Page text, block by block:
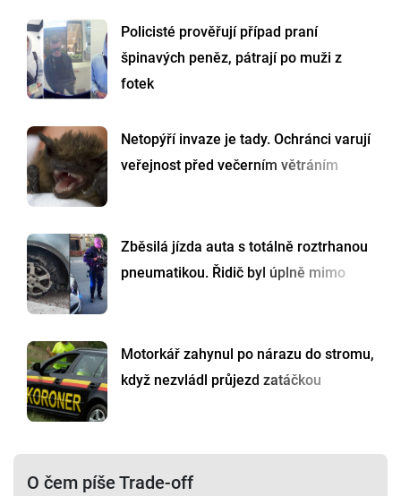
Policisté prověřují případ praní
špinavých peněz, pátrají po muži z
fotek
Netopýří invaze je tady. Ochránci varují
veřejnost před večerním větráním
Zběsilá jízda auta s totálně roztrhanou
pneumatikou. Řidič byl úplně mimo
Motorkář zahynul po nárazu do stromu,
když nezvládl průjezd zatáčkou
O čem píše Trade-off